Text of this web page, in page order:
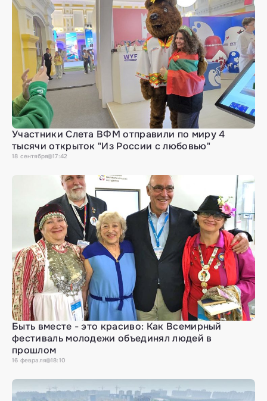
Участники Слета ВФМ отправили по миру 4
тысячи открыток "Из России с любовью"
18 сентября 17:42
Быть вместе - это красиво: Как Всемирный
фестиваль молодежи объединял людей в
прошлом
16 февраля 18:10